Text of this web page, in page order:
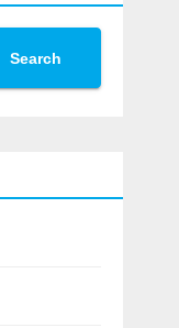
Search